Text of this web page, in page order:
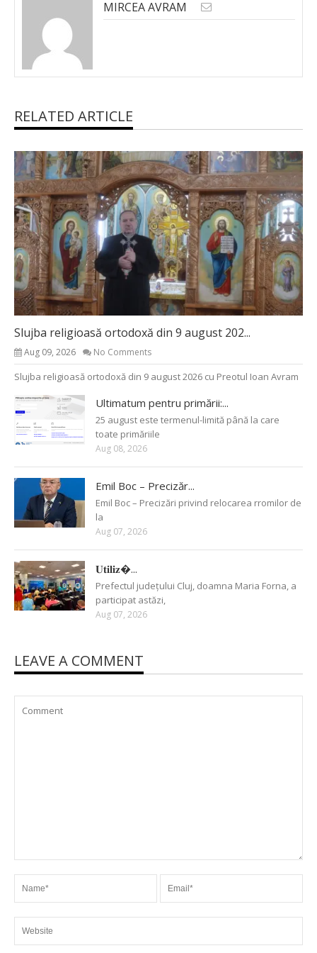
MIRCEA AVRAM
RELATED ARTICLE
Slujba religioasă ortodoxă din 9 august 202...
Aug 09, 2026 No Comments
Slujba religioasă ortodoxă din 9 august 2026 cu Preotul Ioan Avram
Ultimatum pentru primării:...
25 august este termenul-limită până la care
toate primăriile
Aug 08, 2026
Emil Boc – Precizăr...
Emil Boc – Precizări privind relocarea rromilor de
la
Aug 07, 2026
𝐔𝐭𝐢𝐥𝐢𝐳�...
Prefectul județului Cluj, doamna Maria Forna, a
participat astăzi,
Aug 07, 2026
LEAVE A COMMENT